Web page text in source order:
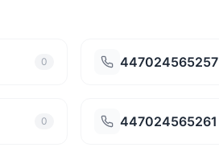
0 447024565257
0 447024565261